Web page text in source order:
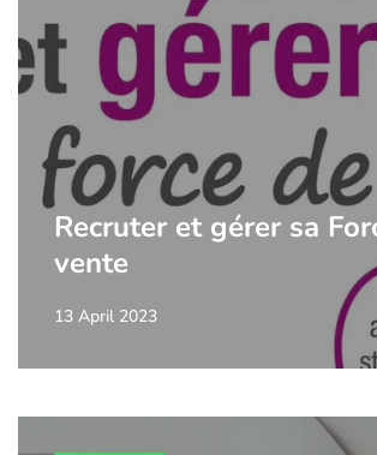
Recruter et gérer sa
vente
13 April 2023